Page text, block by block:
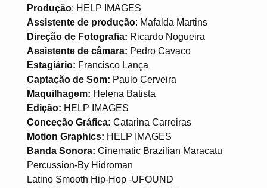
Produção: HELP IMAGES
Assistente de produção: Mafalda Martins
Direção de Fotografia: Ricardo Nogueira
Assistente de câmara: Pedro Cavaco
Estagiário: Francisco Lança
Captação de Som: Paulo Cerveira
Maquilhagem: Helena Batista
Edição: HELP IMAGES
Conceção Gráfica: Catarina Carreiras
Motion Graphics: HELP IMAGES
Banda Sonora: Cinematic Brazilian Maracatu
Percussion-By Hidroman
Latino Smooth Hip-Hop -UFOUND